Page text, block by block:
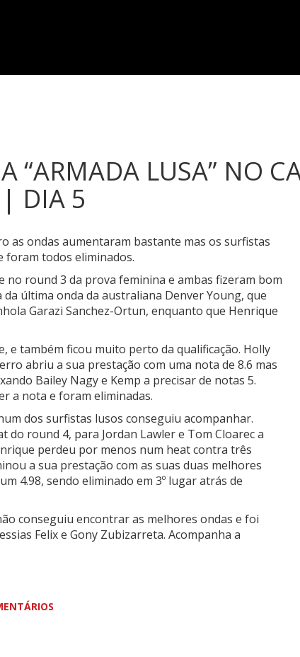
“ARMADA LUSA” NO
| DIA 5
as ondas aumentaram bastante mas os surfistas
foram todos eliminados.
no round 3 da prova feminina e ambas fizeram bom
última onda da australiana Denver Young, que
Garazi Sanchez-Ortun, enquanto que Henrique
e também ficou muito perto da qualificação. Holly
abriu a sua prestação com uma nota de 8.6 mas
Bailey Nagye Kemp a precisar de notas 5.
a nota e foram eliminadas.
dos surfistas lusos conseguiu acompanhar.
do round 4, para Jordan Lawlere Tom Cloarec a
perdeu por menos num heat contra três
a sua prestação com as suas duas melhores
4.98, sendo eliminado em 3º lugar atrás de
conseguiu encontrar as melhores ondas e foi
Felixe Gony Zubizarreta. Acompanha a